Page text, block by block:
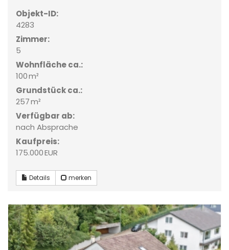
Objekt-ID:
4283
Zimmer:
5
Wohnfläche ca.:
100 m²
Grund­stück ca.:
257 m²
Verfügbar ab:
nach Absprache
Kaufpreis:
175.000 EUR
Details merken